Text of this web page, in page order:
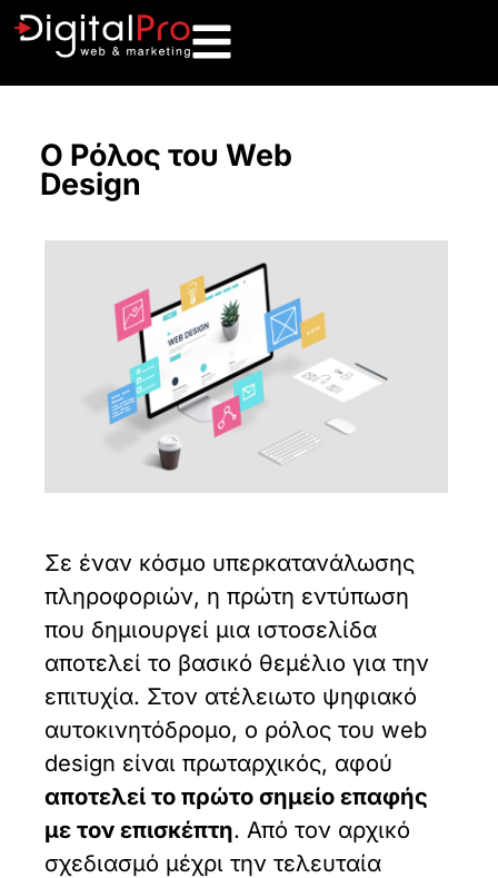
Ο Ρόλος του Web
Design
Σε έναν κόσμο υπερκατανάλωσης
πληροφοριών, η πρώτη εντύπωση
που δημιουργεί μια ιστοσελίδα
αποτελεί το βασικό θεμέλιο για την
επιτυχία. Στον ατέλειωτο ψηφιακό
αυτοκινητόδρομο, ο ρόλος του web
design είναι πρωταρχικός, αφού
αποτελεί το πρώτο σημείο επαφής
με τον επισκέπτη. Από τον αρχικό
σχεδιασμό μέχρι την τελευταία